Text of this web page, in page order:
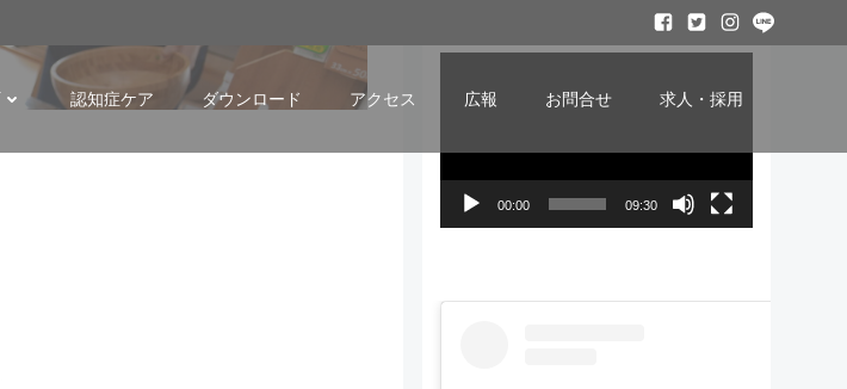
認知症ケア ダウンロード アクセス 広報 お問合せ 求人・採用
レ
ー
00:00 09:30